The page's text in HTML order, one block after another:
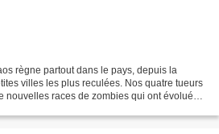
règne partout dans le pays, depuis la
villes les plus reculées. Nos quatre tueurs
nouvelles races de zombies qui ont évolué